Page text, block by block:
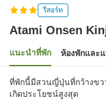
รีสอร์ท
Atami Onsen
แนะนำที่พัก ห้องพักและ
ที่พักนี้มีสวนญี่ปุ่นที่กว้างขว
เกิดประโยชน์สูงสุด